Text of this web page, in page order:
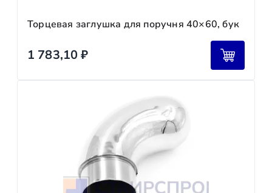
Торцевая заглушка для поручня 40×60, бук
1 783,10₽